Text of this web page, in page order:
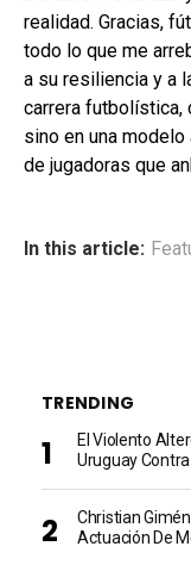
realidad. Gracias,
todo lo que me
a su resiliencia y a
carrera futbolística,
sino en una
de jugadoras que
In this article:
TRENDING
El Violento
Uruguay
Christian
Actuación De